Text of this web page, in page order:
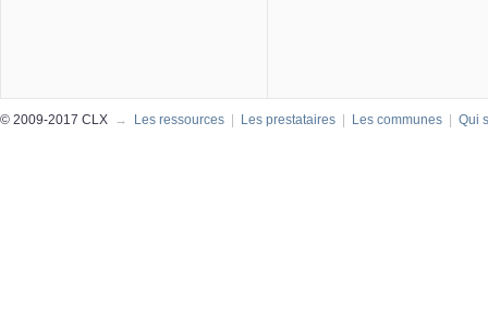
© 2009-2017 CLX → Les ressources Les prestataires Les communes Qui